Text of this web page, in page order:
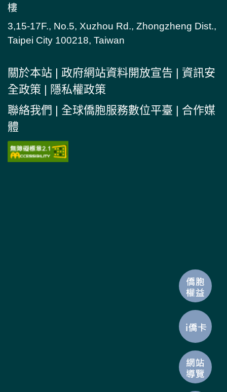
樓
3,15-17F., No.5, Xuzhou Rd., Zhongzheng Dist.,
Taipei City 100218, Taiwan
關於本站 政府網站資料開放宣告
資訊安
全政策
隱私權政策
聯絡我們
全球僑胞服務數位平臺
合作媒
體